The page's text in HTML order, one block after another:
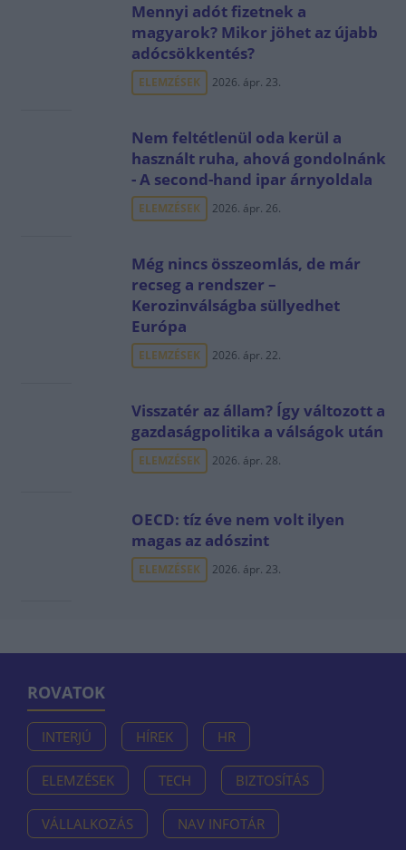
Mennyi adót fizetnek a
magyarok? Mikor jöhet az újabb
adócsökkentés?
ELEMZÉSEK 2026. ápr. 23.
Nem feltétlenül oda kerül a
használt ruha, ahová gondolnánk
- A second-hand ipar árnyoldala
ELEMZÉSEK 2026. ápr. 26.
Még nincs összeomlás, de már
recseg a rendszer –
Kerozinválságba süllyedhet
Európa
ELEMZÉSEK 2026. ápr. 22.
Visszatér az állam? Így változott a
gazdaságpolitika a válságok után
ELEMZÉSEK 2026. ápr. 28.
OECD: tíz éve nem volt ilyen
magas az adószint
ELEMZÉSEK 2026. ápr. 23.
ROVATOK
INTERJÚ HÍREK HR
ELEMZÉSEK TECH BIZTOSÍTÁS
VÁLLALKOZÁS NAV INFOTÁR